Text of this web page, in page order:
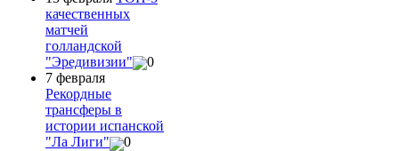
качественных
матчей
голландской
"Эредивизии"
0
7 февраля
Рекордные
трансферы в
истории испанской
"Ла Лиги"
0